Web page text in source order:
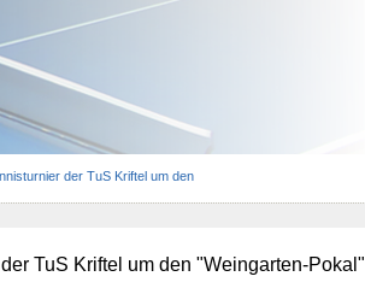
der TuS Kriftel um den
TuS Kriftel um den "Weingarten-Pokal"